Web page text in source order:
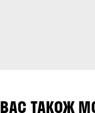
ВАС ТАКОЖ